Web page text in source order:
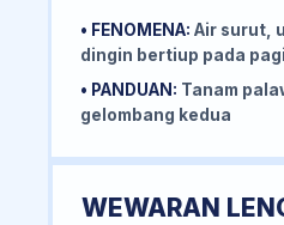
• FENOMENA: Air surut,
dingin bertiup pada
• PANDUAN: Tanam
gelombang kedua
WEWARAN